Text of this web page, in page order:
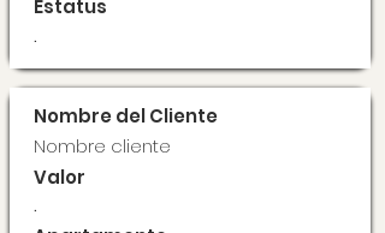
Estatus
.
Nombre del Cliente
Nombre cliente
Valor
.